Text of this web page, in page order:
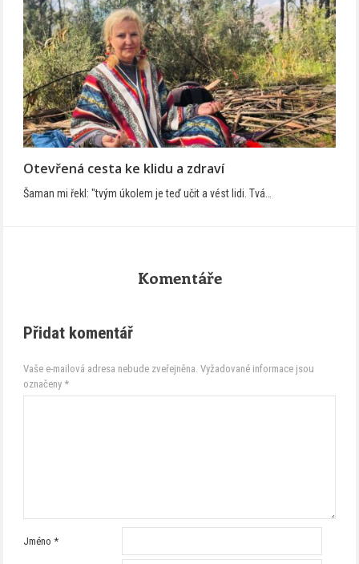
Otevřená cesta ke klidu a zdraví
Šaman mi řekl: "tvým úkolem je teď učit a vést lidi. Tvá…
Komentáře
Přidat komentář
Vaše e-mailová adresa nebude zveřejněna. Vyžadované informace jsou
označeny *
Jméno*